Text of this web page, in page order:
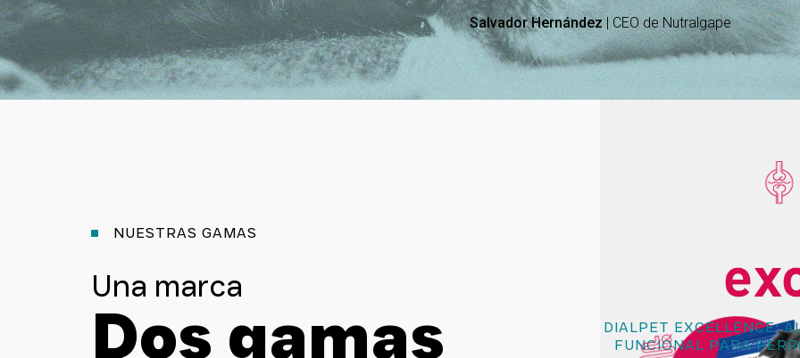
Salvador Hernández| CEO de Nutralgape
NUESTRAS GAMAS
Una marca
Dos gamas
DIALPET EXCELLENCE:
FUNCIONAL PARA